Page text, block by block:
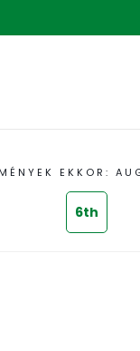
EKKOR:
6th